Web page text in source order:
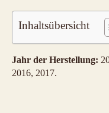
Inhaltsübersicht
Jahr der Herstellung:
2016, 2017.